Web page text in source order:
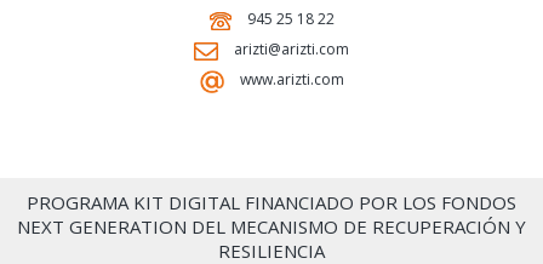
945 25 18 22
arizti@arizti.com
www.arizti.com
PROGRAMA KIT DIGITAL FINANCIADO POR LOS FONDOS
NEXT GENERATION DEL MECANISMO DE RECUPERACIÓN Y
RESILIENCIA